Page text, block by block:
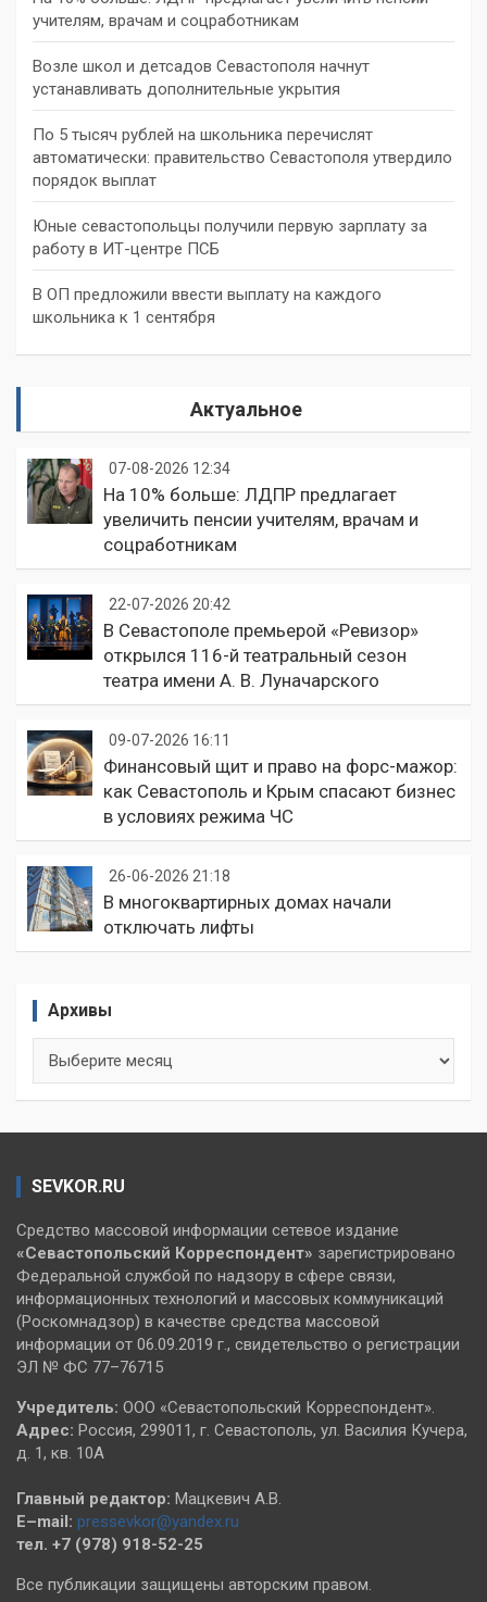
учителям, врачам и соцработникам
Возле школ и детсадов Севастополя начнут
устанавливать дополнительные укрытия
По 5 тысяч рублей на школьника перечислят
автоматически: правительство Севастополя утвердило
порядок выплат
Юные севастопольцы получили первую зарплату за
работу в ИТ-центре ПСБ
В ОП предложили ввести выплату на каждого
школьника к 1 сентября
Актуальное
07-08-2026 12:34
На 10% больше: ЛДПР предлагает
увеличить пенсии учителям, врачам и
соцработникам
22-07-2026 20:42
В Севастополе премьерой «Ревизор»
открылся 116-й театральный сезон
театра имени А. В. Луначарского
09-07-2026 16:11
Финансовый щит и право на форс-мажор:
как Севастополь и Крым спасают бизнес
в условиях режима ЧС
26-06-2026 21:18
В многоквартирных домах начали
отключать лифты
Архивы
SEVKOR.RU
Средство массовой информации сетевое издание
«Севастопольский Корреспондент» зарегистрировано
Федеральной службой по надзору в сфере связи,
информационных технологий и массовых коммуникаций
(Роскомнадзор) в качестве средства массовой
информации от 06.09.2019 г., свидетельство о регистрации
ЭЛ № ФС 77–76715
Учредитель: ООО «Севастопольский Корреспондент».
Адрес: Россия, 299011, г. Севастополь, ул. Василия Кучера,
д. 1, кв. 10А
Главный редактор: Мацкевич А.В.
E–mail: pressevkor@yandex.ru
тел. +7 (978) 918-52-25
Все публикации защищены авторским правом.